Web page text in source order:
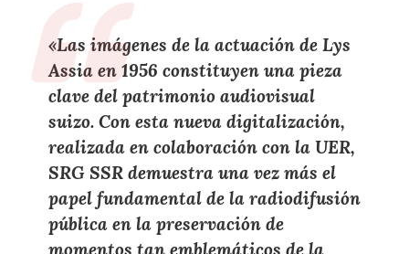
«Las imágenes de la actuación de Lys
Assia en 1956 constituyen una pieza
clave del patrimonio audiovisual
suizo. Con esta nueva digitalización,
realizada en colaboración con la UER,
SRG SSR demuestra una vez más el
papel fundamental de la radiodifusión
pública en la preservación de
momentos tan emblemáticos de la